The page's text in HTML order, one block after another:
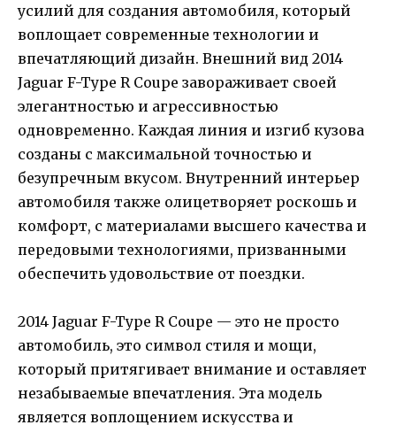
усилий для создания автомобиля, который
воплощает современные технологии и
впечатляющий дизайн. Внешний вид 2014
Jaguar F-Type R Coupe завораживает своей
элегантностью и агрессивностью
одновременно. Каждая линия и изгиб кузова
созданы с максимальной точностью и
безупречным вкусом. Внутренний интерьер
автомобиля также олицетворяет роскошь и
комфорт, с материалами высшего качества и
передовыми технологиями, призванными
обеспечить удовольствие от поездки.
2014 Jaguar F-Type R Coupe — это не просто
автомобиль, это символ стиля и мощи,
который притягивает внимание и оставляет
незабываемые впечатления. Эта модель
является воплощением искусства и